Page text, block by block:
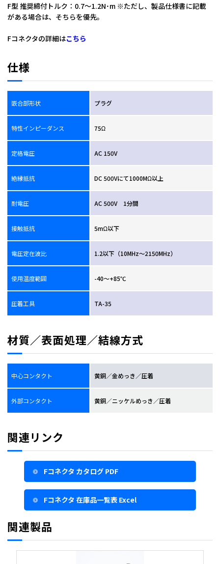
F型 推奨締付トルク：0.7～1.2N･m ※ただし、製品仕様書に記載
がある場合は、そちらを優先。
Fコネクタの詳細はこちら
仕様
嵌合部形状 プラグ
特性インピーダンス 75Ω
定格電圧 AC 150V
絶縁抵抗 DC 500Vにて1000MΩ以上
耐電圧 AC 500V 1分間
接触抵抗 5mΩ以下
電圧定在波比 1.2以下（10MHz～2150MHz）
使用温度範囲 -40～+85℃
圧着工具 TA-35
材質／表面処理／結線方式
中心コンタクト 黄銅／金めっき／圧着
外部コンタクト 黄銅／ニッケルめっき／圧着
関連リンク
Fコネクタ カタログ PDF
Fコネクタ 在庫品一覧表 Excel
関連製品